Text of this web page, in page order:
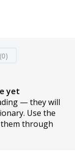
yet
— they will
Use the
through